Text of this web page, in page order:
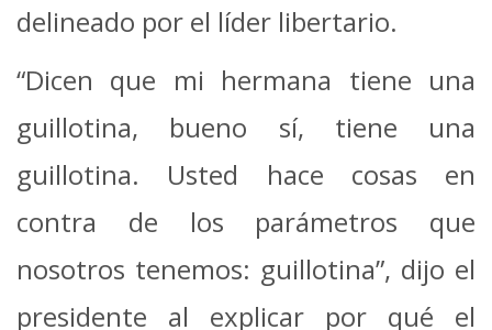
delineado por el líder libertario.
“Dicen que mi hermana tiene una
guillotina, bueno sí, tiene una
guillotina. Usted hace cosas en
contra de los parámetros que
nosotros tenemos: guillotina”, dijo el
presidente al explicar por qué el